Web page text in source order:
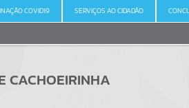
COVID19 SERVIÇOS AO CIDADÃO
CACHOEIRINHA